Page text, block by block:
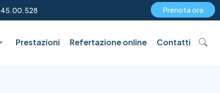
Prenota ora
Prestazioni Refertazione online Contatti